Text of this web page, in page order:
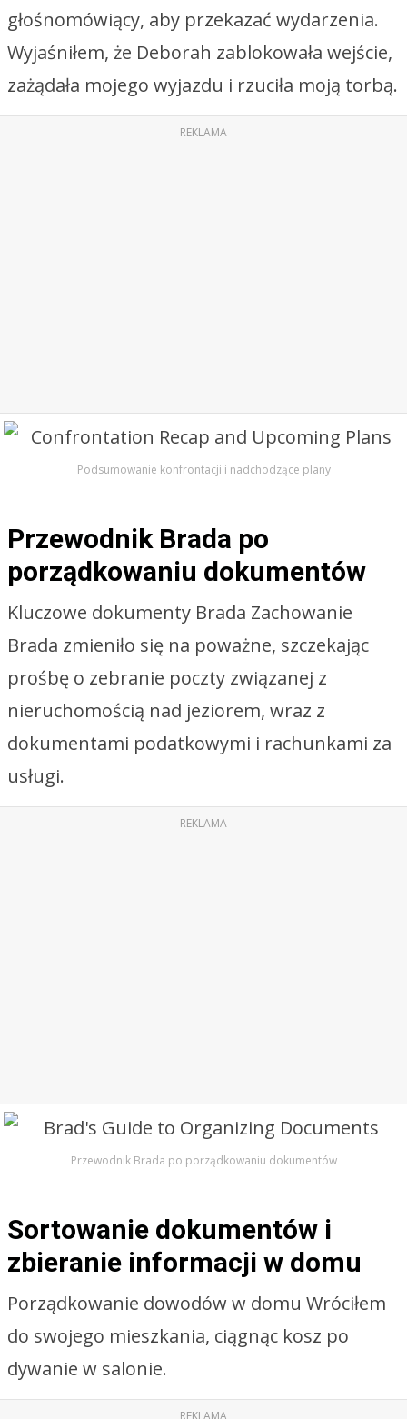
głośnomówiący, aby przekazać wydarzenia.
Wyjaśniłem, że Deborah zablokowała wejście,
zażądała mojego wyjazdu i rzuciła moją torbą.
REKLAMA
Podsumowanie konfrontacji i nadchodzące plany
Przewodnik Brada po
porządkowaniu dokumentów
Kluczowe dokumenty Brada Zachowanie
Brada zmieniło się na poważne, szczekając
prośbę o zebranie poczty związanej z
nieruchomością nad jeziorem, wraz z
dokumentami podatkowymi i rachunkami za
usługi.
REKLAMA
Przewodnik Brada po porządkowaniu dokumentów
Sortowanie dokumentów i
zbieranie informacji w domu
Porządkowanie dowodów w domu Wróciłem
do swojego mieszkania, ciągnąc kosz po
dywanie w salonie.
REKLAMA